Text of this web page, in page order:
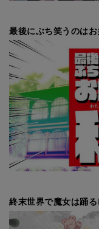
最後にぶち笑うのは
終末世界で魔女は踊